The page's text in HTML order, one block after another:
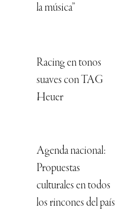
la música”
Racing en tonos
suaves con TAG
Heuer
Agenda nacional:
Propuestas
culturales en todos
los rincones del país